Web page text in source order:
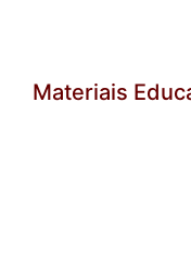
Materiais